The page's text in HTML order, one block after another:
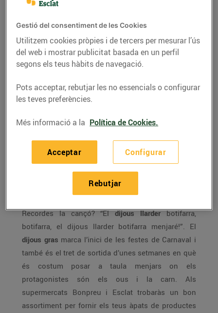
GASTRONOMIA I TRADICIONS
Dijous llarder... botifarra
menjaré!
Recordes la cançó? “Eldijous llarderbotifarra,
botifarra, el dijous llarder botifarra menjaré!”. El
dijous gras marca l’inici de les festes de Carnaval i
també és el tret de sortida d’unes setmanes en què
és costum posar a taula menjars on els
protagonistes són els ous i la carn. Als
supermercats Bonpreu i Esclat trobaràs un bon
assortiment per fornir els teus àpats de productes
Gestió del consentiment de les Cookies
Utilitzem cookies pròpies i de tercers per mesurar l’ús
del web i mostrar publicitat basada en un perfil
segons els teus hàbits de navegació.
Pots acceptar, rebutjar les no essencials o configurar
les teves preferències.
Més informació a la Política de Cookies.
Configurar
Rebutjar
Acceptar